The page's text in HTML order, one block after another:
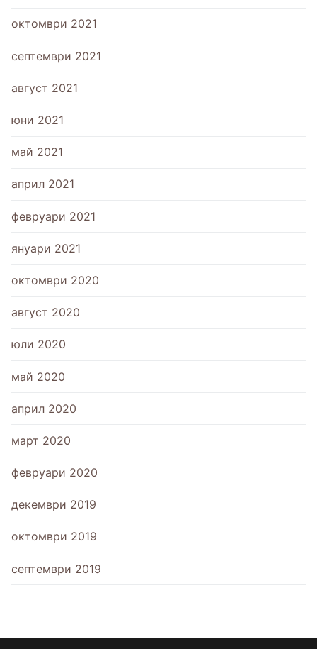
октомври 2021
септември 2021
август 2021
юни 2021
май 2021
април 2021
февруари 2021
януари 2021
октомври 2020
август 2020
юли 2020
май 2020
април 2020
март 2020
февруари 2020
декември 2019
октомври 2019
септември 2019